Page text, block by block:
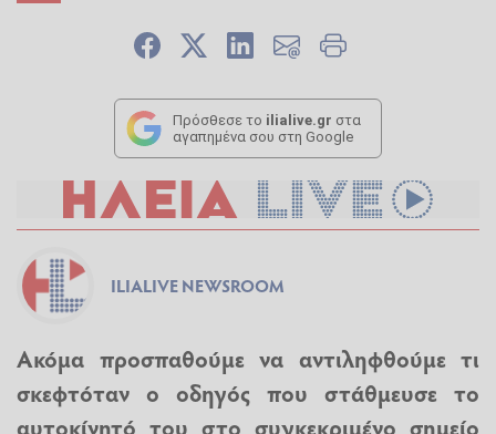
Πρόσθεσε το ilialive.gr στα
αγαπημένα σου στη Google
ILIALIVE NEWSROOM
Ακόμα προσπαθούμε να αντιληφθούμε τι
σκεφτόταν ο οδηγός που στάθμευσε το
αυτοκίνητό του στο συγκεκριμένο σημείο